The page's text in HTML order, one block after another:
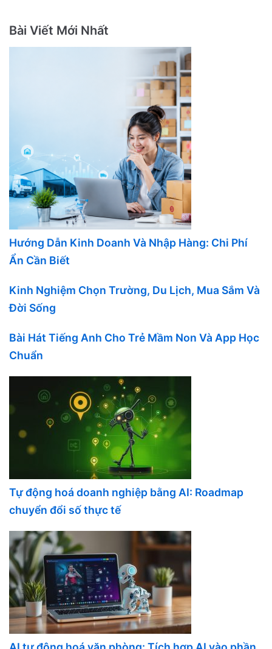
Bài Viết Mới Nhất
Hướng Dẫn Kinh Doanh Và Nhập Hàng: Chi Phí
Ẩn Cần Biết
Kinh Nghiệm Chọn Trường, Du Lịch, Mua Sắm Và
Đời Sống
Bài Hát Tiếng Anh Cho Trẻ Mầm Non Và App Học
Chuẩn
Tự động hoá doanh nghiệp bằng AI: Roadmap
chuyển đổi số thực tế